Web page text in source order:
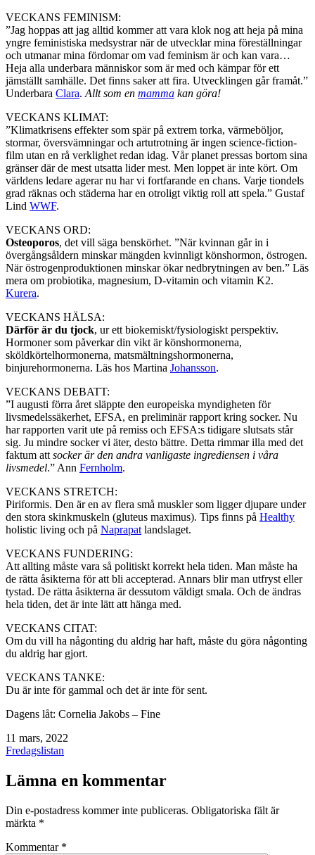
VECKANS FEMINISM:
”Jag hoppas att jag alltid kommer att vara klok nog att heja på mina
yngre feministiska medsystrar när de utvecklar mina föreställningar
och utmanar mina fördomar om vad feminism är och kan vara…
Heja alla underbara människor som är med och kämpar för ett
jämställt samhälle. Det finns saker att fira. Utvecklingen går framåt.”
Underbara Clara. Allt som en mamma kan göra!
VECKANS KLIMAT:
”Klimatkrisens effekter som spär på extrem torka, värmeböljor,
stormar, översvämningar och artutrotning är ingen science-fiction-
film utan en rå verklighet redan idag. Vår planet pressas bortom sina
gränser där de mest utsatta lider mest. Men loppet är inte kört. Om
världens ledare agerar nu har vi fortfarande en chans. Varje tiondels
grad räknas och städerna har en otroligt viktig roll att spela.” Gustaf
Lind WWF.
VECKANS ORD:
Osteoporos, det vill säga benskörhet. ”När kvinnan går in i
övergångsåldern minskar mängden kvinnligt könshormon, östrogen.
När östrogenproduktionen minskar ökar nedbrytningen av ben.” Läs
mera om probiotika, magnesium, D-vitamin och vitamin K2.
Kurera.
VECKANS HÄLSA:
Därför är du tjock, ur ett biokemiskt/fysiologiskt perspektiv.
Hormoner som påverkar din vikt är könshormonerna,
sköldkörtelhormonerna, matsmältningshormonerna,
binjurehormonerna. Läs hos Martina Johansson.
VECKANS DEBATT:
”I augusti förra året släppte den europeiska myndigheten för
livsmedelssäkerhet, EFSA, en preliminär rapport kring socker. Nu
har rapporten varit ute på remiss och EFSA:s tidigare slutsats står
sig. Ju mindre socker vi äter, desto bättre. Detta rimmar illa med det
faktum att socker är den andra vanligaste ingrediensen i våra
livsmedel.” Ann Fernholm.
VECKANS STRETCH:
Piriformis. Den är en av flera små muskler som ligger djupare under
den stora skinkmuskeln (gluteus maximus). Tips finns på Healthy
holistic living och på Naprapat landslaget.
VECKANS FUNDERING:
Att allting måste vara så politiskt korrekt hela tiden. Man måste ha
de rätta åsikterna för att bli accepterad. Annars blir man utfryst eller
tystad. De rätta åsikterna är dessutom väldigt smala. Och de ändras
hela tiden, det är inte lätt att hänga med.
VECKANS CITAT:
Om du vill ha någonting du aldrig har haft, måste du göra någonting
du aldrig har gjort.
VECKANS TANKE:
Du är inte för gammal och det är inte för sent.
Dagens låt: Cornelia Jakobs – Fine
Publicerat
den
11 mars, 2022
Kategoriserat
Fredagslistan
Lämna en kommentar
Din e-postadress kommer inte publiceras. Obligatoriska fält är
märkta *
Kommentar *